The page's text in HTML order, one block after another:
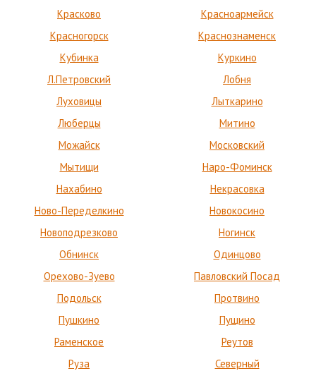
Красково
Красноармейск
Красногорск
Краснознаменск
Кубинка
Куркино
Л.Петровский
Лобня
Луховицы
Лыткарино
Люберцы
Митино
Можайск
Московский
Мытищи
Наро-Фоминск
Нахабино
Некрасовка
Ново-Переделкино
Новокосино
Новоподрезково
Ногинск
Обнинск
Одинцово
Орехово-Зуево
Павловский Посад
Подольск
Протвино
Пушкино
Пущино
Раменское
Реутов
Руза
Северный